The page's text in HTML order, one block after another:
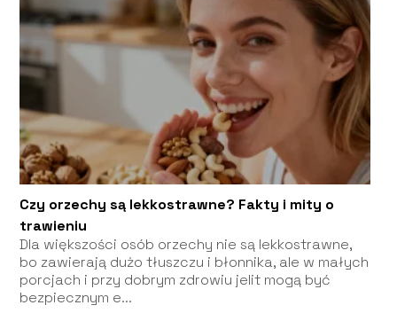
Czy orzechy są lekkostrawne? Fakty i mity o
trawieniu
Dla większości osób orzechy nie są lekkostrawne,
bo zawierają dużo tłuszczu i błonnika, ale w małych
porcjach i przy dobrym zdrowiu jelit mogą być
bezpiecznym e...